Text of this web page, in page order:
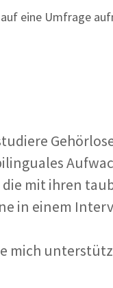
eine Umfrage
die mit ihren
in einem
mich